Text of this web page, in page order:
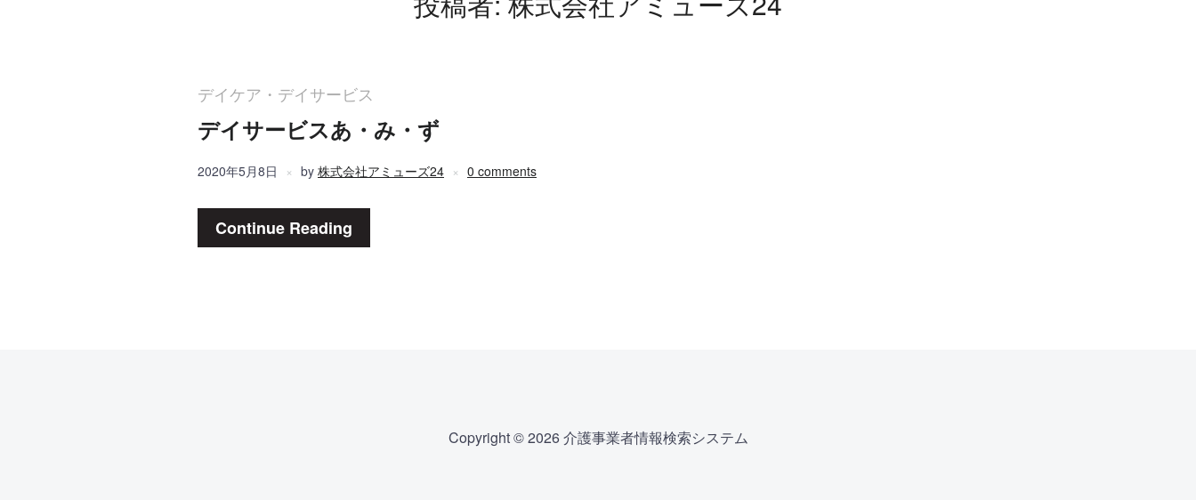
デイケア・デイサービス
デイサービスあ・み・ず
2020年5月8日 by 株式会社アミューズ24 0 comments
Continue Reading
Copyright © 2026 介護事業者情報検索システム